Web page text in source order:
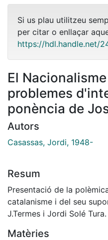
Si us plau utilitzeu
per citar o enllaçar
https://hdl.handle.net/
El
problemes
ponència de
Autors
Casassas, Jordi, 1948-
Resum
Presentació de la
catalanisme i del seu
J.Termes i Jordi Solé Tura.
Matèries